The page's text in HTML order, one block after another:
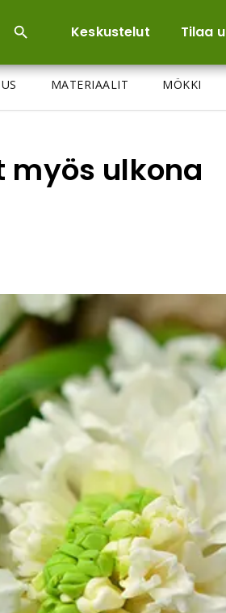
Keskustelut Tilaa
MATERIAALIT MÖKKI
ulkona